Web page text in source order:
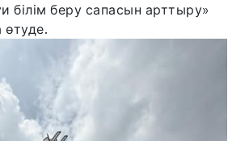
білім беру сапасын арттыру»